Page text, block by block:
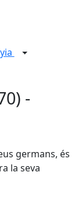
-
germans, és
la seva